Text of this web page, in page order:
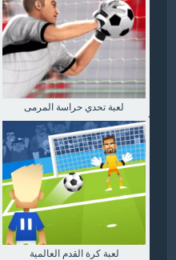
لعبة تحدي حراسة المرمى
لعبة كرة القدم العالمية